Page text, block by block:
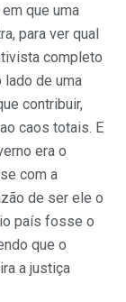
que uma
para ver qual
completo
lado de uma
contribuir,
caos totais. E
era o
com a
de ser ele o
país fosse o
que o
a justiça